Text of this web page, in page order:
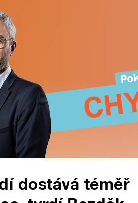
dostává téměř